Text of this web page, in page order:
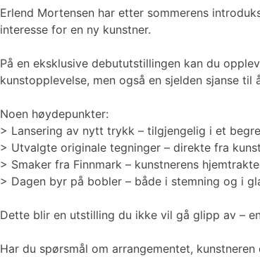
Erlend Mortensen har etter sommerens
interesse for en ny kunstner.
På en eksklusive debututstillingen kan du
kunstopplevelse, men også en sjelden sjanse
Noen høydepunkter:
> Lansering av nytt trykk – tilgjengelig i et
> Utvalgte originale tegninger – direkte fra
> Smaker fra Finnmark – kunstnerens
> Dagen byr på bobler – både i stemning og i
Dette blir en utstilling du ikke vil gå glipp av –
Har du spørsmål om arrangementet,